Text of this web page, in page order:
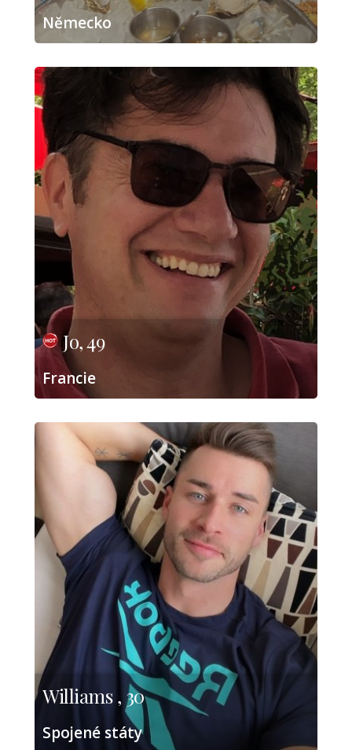
Německo
Jo, 49
Francie
Williams , 30
Spojené státy